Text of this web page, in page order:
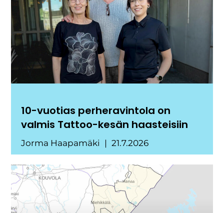
10-vuotias perheravintola on
valmis Tattoo-kesän haasteisiin
Jorma Haapamäki 21.7.2026